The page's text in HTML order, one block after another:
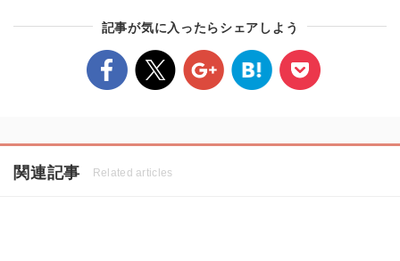
記事が気に入ったらシェアしよう
関連記事 Related articles